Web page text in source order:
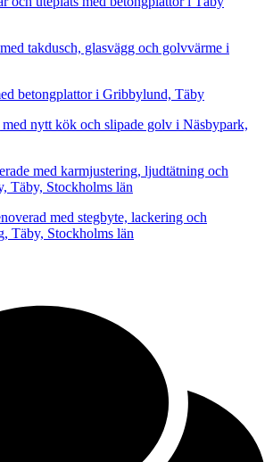
takdusch, glasvägg och golvvärme i
betongplattor i Gribbylund, Täby
nytt kök och slipade golv i Näsbypark,
med karmjustering, ljudtätning och
Täby, Stockholms län
med stegbyte, lackering och
Täby, Stockholms län